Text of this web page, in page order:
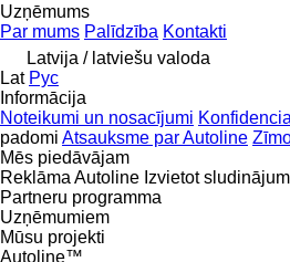
Uzņēmums
Par mums Palīdzība Kontakti
Latvija / latviešu valoda
Lat Рус
Informācija
Noteikumi un nosacījumi
padomi Atsauksme par Autoline
Mēs piedāvājam
Reklāma Autoline Izvietot
Partneru programma
Uzņēmumiem
Mūsu projekti
Autoline™